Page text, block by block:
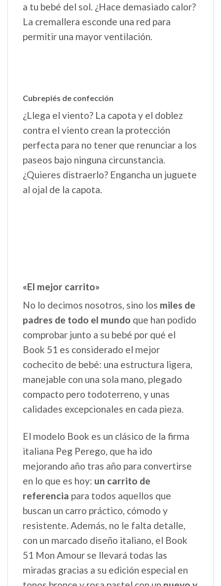
a tu bebé del sol. ¿Hace demasiado calor?
La cremallera esconde una red para
permitir una mayor ventilación.
Cubrepiés de confección
¿Llega el viento? La capota y el doblez
contra el viento crean la protección
perfecta para no tener que renunciar a los
paseos bajo ninguna circunstancia.
¿Quieres distraerlo? Engancha un juguete
al ojal de la capota.
«El mejor carrito»
No lo decimos nosotros, sino los miles de
padres de todo el mundo que han podido
comprobar junto a su bebé por qué el
Book 51 es considerado el mejor
cochecito de bebé: una estructura ligera,
manejable con una sola mano, plegado
compacto pero todoterreno, y unas
calidades excepcionales en cada pieza.
El modelo Book es un clásico de la firma
italiana Peg Perego, que ha ido
mejorando año tras año para convertirse
en lo que es hoy: un carrito de
referencia para todos aquellos que
buscan un carro práctico, cómodo y
resistente. Además, no le falta detalle,
con un marcado diseño italiano, el Book
51 Mon Amour se llevará todas las
miradas gracias a su edición especial en